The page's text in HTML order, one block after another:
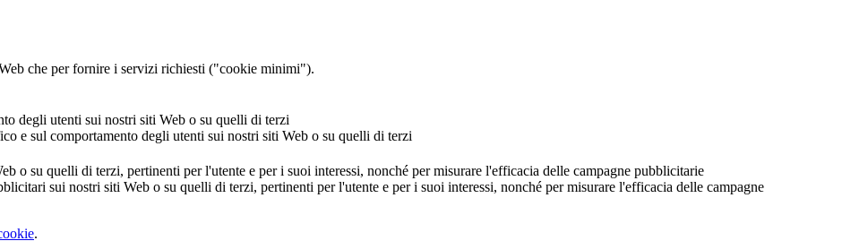
che per fornire i servizi richiesti ("cookie minimi").
degli utenti sui nostri siti Web o su quelli di terzi
e sul comportamento degli utenti sui nostri siti Web o su quelli di terzi
o su quelli di terzi, pertinenti per l'utente e per i suoi interessi, nonché per misurare l'efficacia delle campagne pubblicitarie
sui nostri siti Web o su quelli di terzi, pertinenti per l'utente e per i suoi interessi, nonché per misurare l'efficacia delle campagne
.